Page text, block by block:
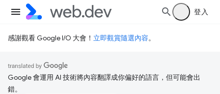
登入
感謝觀看 Google I/O 大會！ 立即觀賞隨選內容。
Google 會運用 AI 技術將內容翻譯成你偏好的語言，但可能會出
錯。